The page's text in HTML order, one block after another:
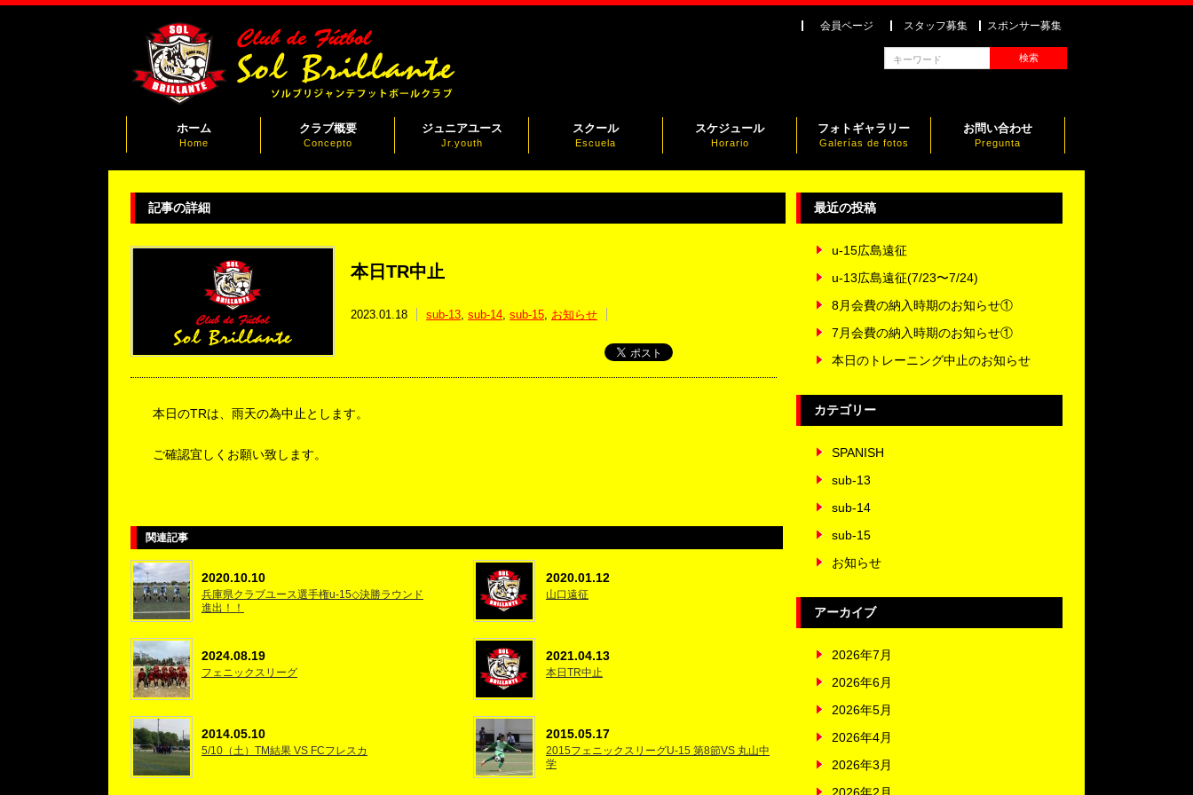
会員ページ スタッフ募集 スポンサー募集
ホーム
Home
クラブ概要
Concepto
ジュニアユース
Jr.youth
スクール
Escuela
スケジュール
Horario
フォトギャラリー
Galerías de fotos
お問い合わせ
Pregunta
記事の詳細
本日TR中止
2023.01.18 sub-13, sub-14, sub-15, お知らせ
本日のTRは、雨天の為中止とします。
ご確認宜しくお願い致します。
関連記事
2020.10.10
兵庫県クラブユース選手権u-15◇決勝ラウンド
進出！！
2020.01.12
山口遠征
2024.08.19
フェニックスリーグ
2021.04.13
本日TR中止
2014.05.10
5/10（土）TM結果 VS FCフレスカ
2015.05.17
2015フェニックスリーグU-15 第8節VS 丸山中
学
最近の投稿
u-15広島遠征
u-13広島遠征(7/23〜7/24)
8月会費の納入時期のお知らせ①
7月会費の納入時期のお知らせ①
本日のトレーニング中止のお知らせ
カテゴリー
SPANISH
sub-13
sub-14
sub-15
お知らせ
アーカイブ
2026年7月
2026年6月
2026年5月
2026年4月
2026年3月